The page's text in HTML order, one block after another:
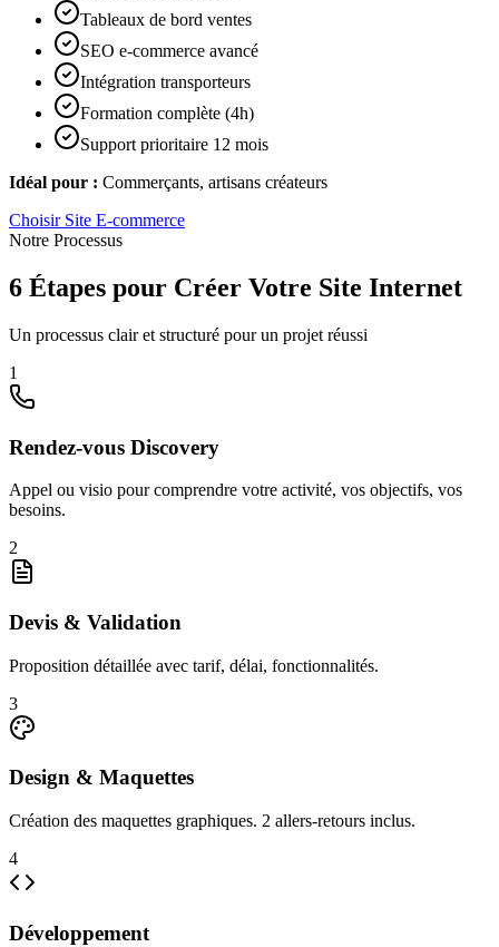
Tableaux de bord ventes
SEO e-commerce avancé
Intégration transporteurs
Formation complète (4h)
Support prioritaire 12 mois
Idéal pour : Commerçants, artisans créateurs
Choisir Site E-commerce
Notre Processus
6 Étapes pour Créer Votre Site Internet
Un processus clair et structuré pour un projet réussi
1
Rendez-vous Discovery
Appel ou visio pour comprendre votre activité, vos objectifs, vos
besoins.
2
Devis & Validation
Proposition détaillée avec tarif, délai, fonctionnalités.
3
Design & Maquettes
Création des maquettes graphiques. 2 allers-retours inclus.
4
Développement